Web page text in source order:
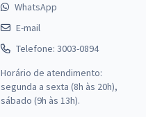
WhatsApp
E-mail
Telefone: 3003-0894
Horário de atendimento:
segunda a sexta (8h às 20h),
sábado (9h às 13h).